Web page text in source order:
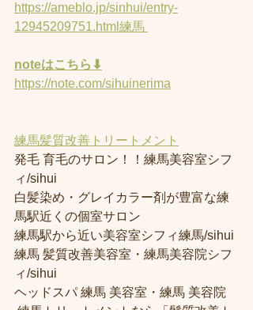
https://ameblo.jp/sinhui/entry-
12945209751.html練馬
noteはこちら⬇︎
https://note.com/sihuinerima
練馬髪質改善トリートメント
発毛 育毛のサロン！！練馬美容室シフ
ィ/sihui
白髪染め・グレイカラー剤が豊富な練
馬駅近くの個室サロン
練馬駅から近い美容室シフィ練馬/sihui
練馬 髪質改善美容室・練馬美容院シフ
ィ/sihui
ヘッドスパ 練馬 美容室・練馬 美容院